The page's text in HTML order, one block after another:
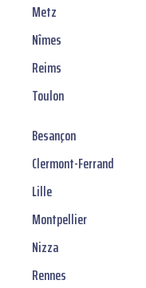
Metz
Nîmes
Reims
Toulon
Besançon
Clermont-Ferrand
Lille
Montpellier
Nizza
Rennes